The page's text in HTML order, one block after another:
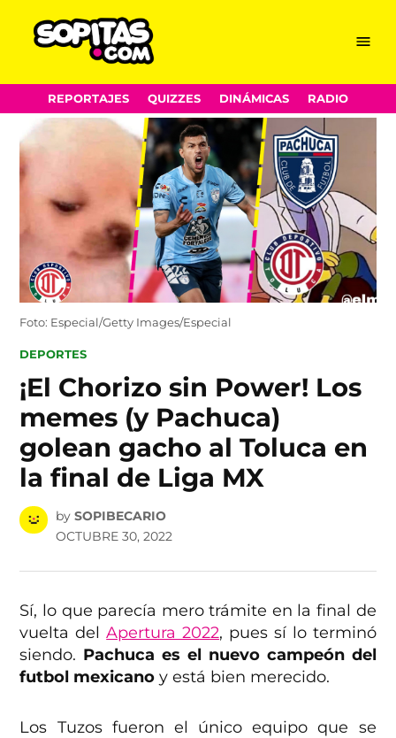
Skip
to
content
Menu
REPORTAJES QUIZZES DINÁMICAS RADIO
Foto: Especial/Getty Images/Especial
POSTED
DEPORTES
¡El Chorizo sin Power! Los
memes (y Pachuca)
golean gacho al Toluca en
la final de Liga MX
by SOPIBECARIO
OCTUBRE 30, 2022
Sí, lo que parecía mero trámite en la final de
vuelta delApertura 2022, pues sí lo terminó
siendo. Pachuca es el nuevo campeón del
futbol mexicano y está bien merecido.
Los Tuzos fueron el único equipo que se